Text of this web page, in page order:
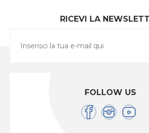
RICEVI LA
FOLLOW US